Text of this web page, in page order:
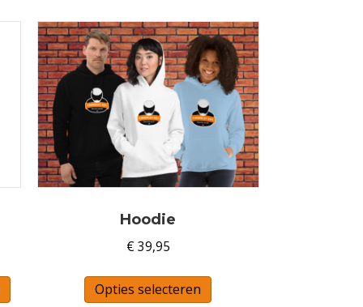
Hoodie
€ 39,95
Opties selecteren
Dit
product